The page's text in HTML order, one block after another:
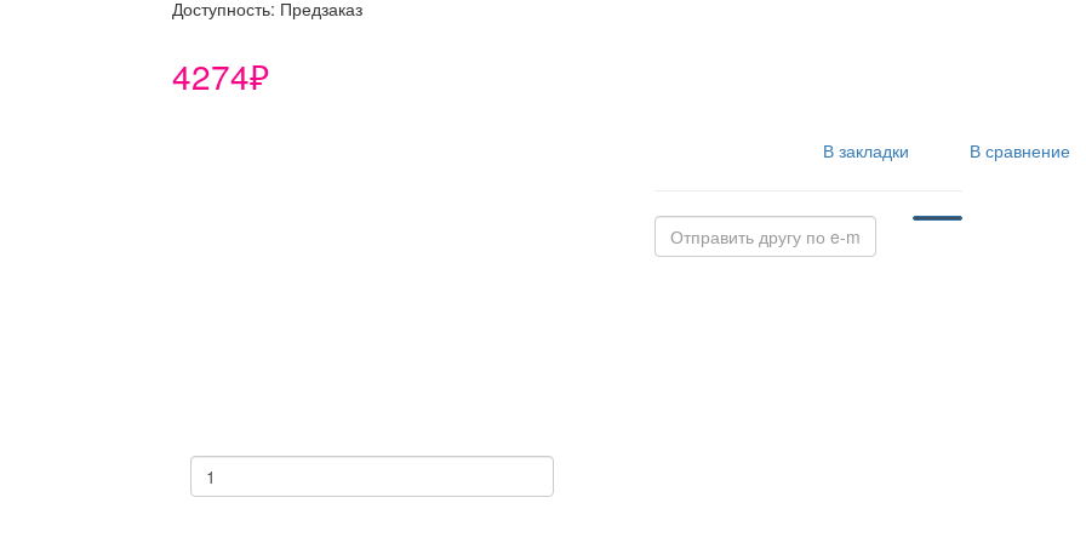
Доступность: Предзаказ
4274₽
В закладки В сравнение